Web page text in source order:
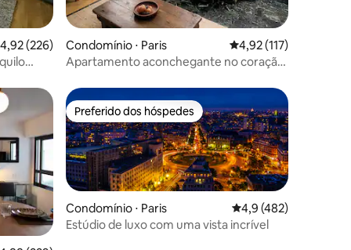
de uma avaliação média de 5, 226 avaliações
4,92 (226)
Condomínio ⋅ Paris 4,92 de uma avaliação
4,92 (117)
Apartamento aconchegante no coração
Preferido dos hóspedes
Preferido dos hóspedes
Condomínio ⋅ Paris 4,9 de uma avaliação
4,9 (482)
Estúdio de luxo com uma vista incrível